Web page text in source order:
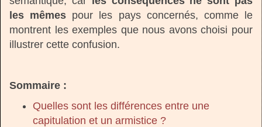
les mêmes pour les pays concernés, comme le
montrent les exemples que nous avons choisi pour
illustrer cette confusion.
Sommaire :
Quelles sont les différences entre une
capitulation et un armistice ?